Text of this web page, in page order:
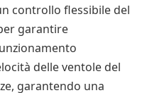
controllo flessibile del
garantire
delle ventole del
garantendo una